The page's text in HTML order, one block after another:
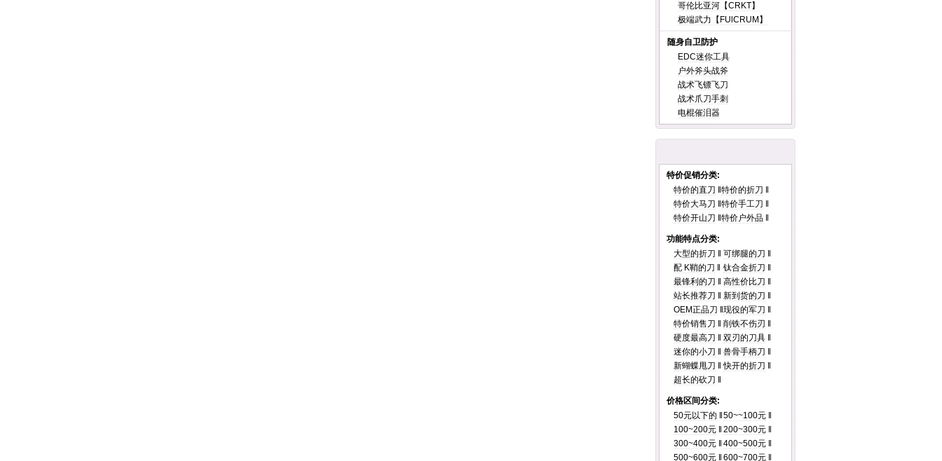
哥伦比亚河【CRKT】
极端武力【FUlCRUM】
随身自卫防护
EDC迷你工具
户外斧头战斧
战术飞镖飞刀
战术爪刀手刺
电棍催泪器
特价促销分类:
特价的直刀
特价的折刀
特价大马刀
特价手工刀
特价开山刀
特价户外品‖
功能特点分类:
大型的折刀
可绑腿的刀
配 K鞘的刀
钛合金折刀
最锋利的刀
高性价比刀
站长推荐刀
新到货的刀
OEM正品刀
现役的军刀
特价销售刀
削铁不伤刃
硬度最高刀
双刃的刀具‖
迷你的小刀
兽骨手柄刀
新蝴蝶甩刀
快开的折刀
超长的砍刀
价格区间分类:
50元以下的
50~~100元‖
100~200元‖ 200~300元‖
300~400元‖ 400~500元‖
500~600元‖ 600~700元‖